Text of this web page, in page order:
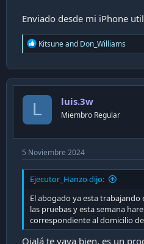
Enviado desde mi iPhone
R
e
c
t
Kitsuneand Don_Williams
L luis.3w
Miembro Regular
5 Noviembre 2024
Ejecutor_Hanzo dijo:
El abogado ya esta trabajando
las pruebas y esta semana
correspondiente al domicilio
Ojalá te vaya bien, es un